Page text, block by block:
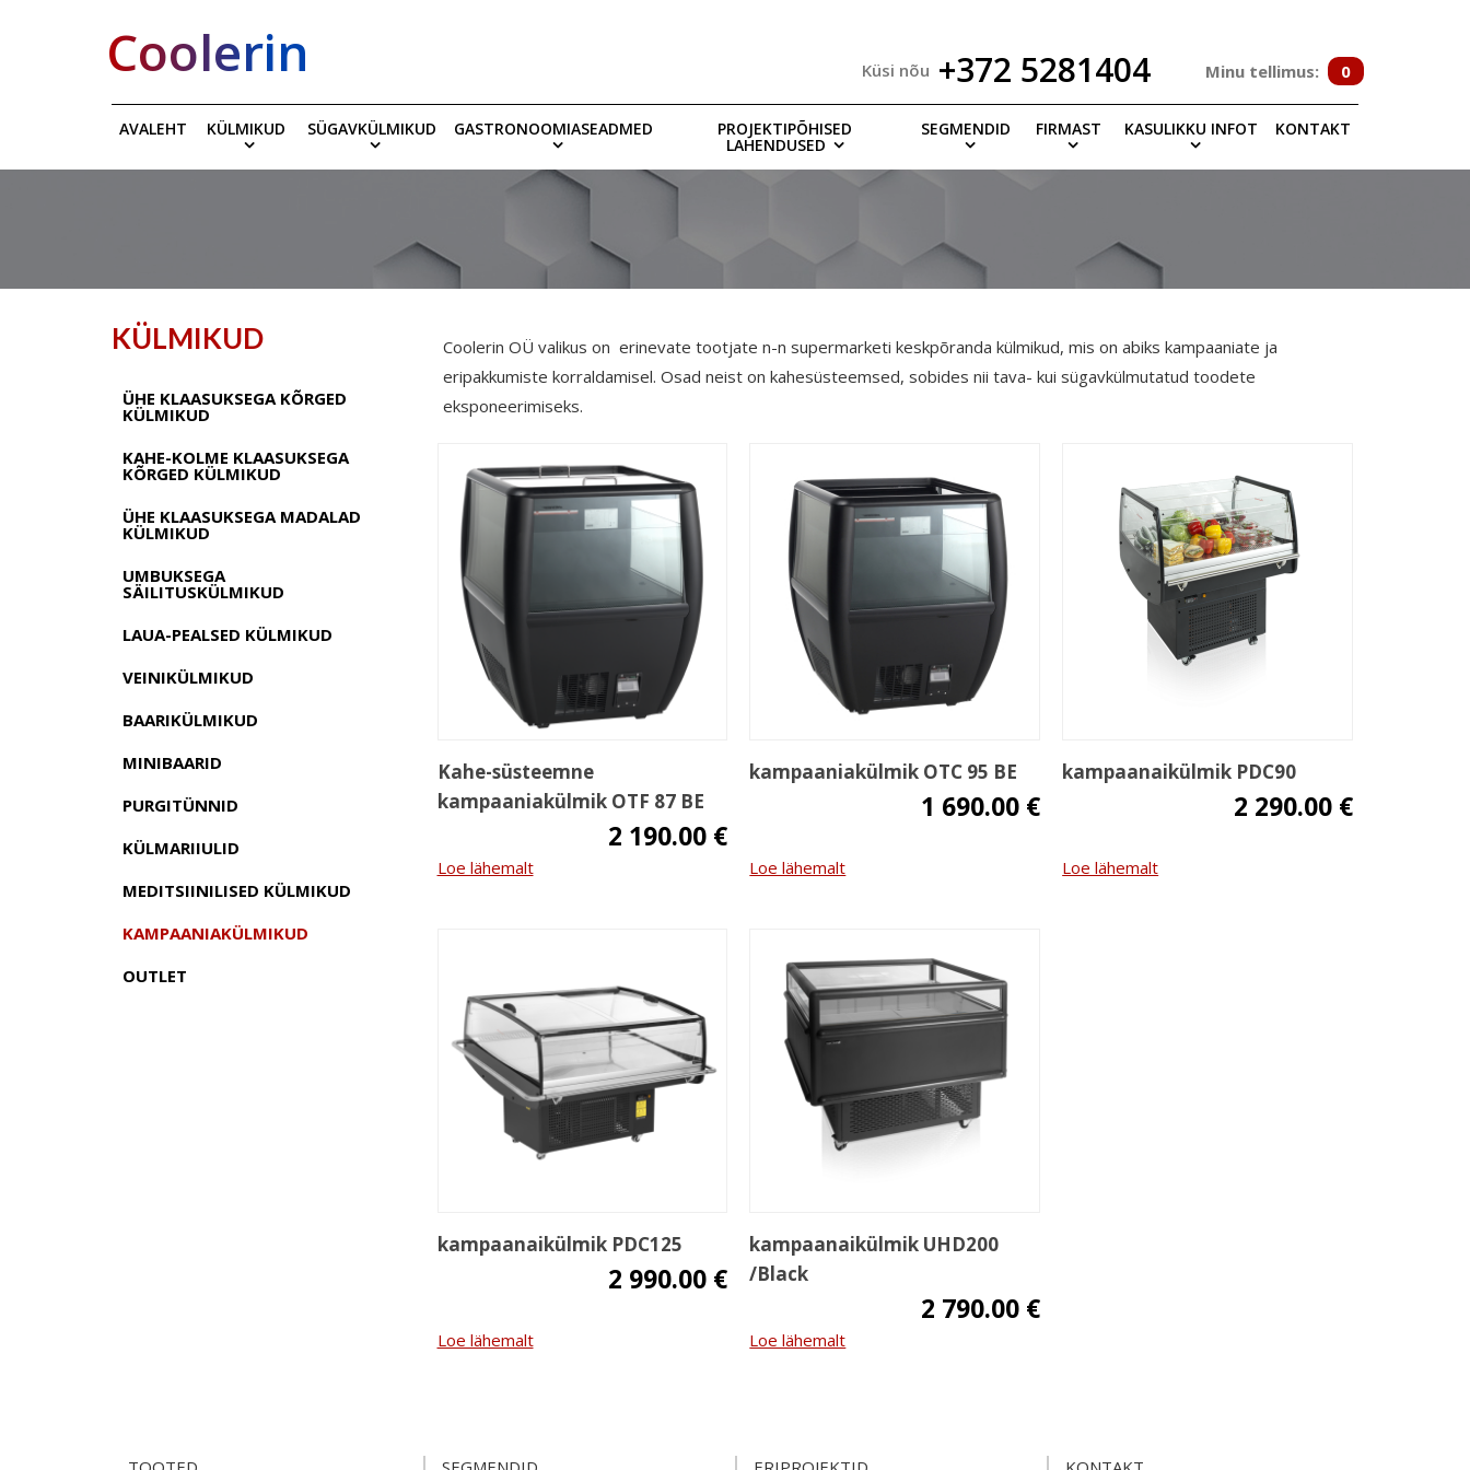
Coolerin Küsi nõu +372 5281404 Minu tellimus: 0
AVALEHT KÜLMIKUD SÜGAVKÜLMIKUD GASTRONOOMIASEADMED PROJEKTIPÕHISED
LAHENDUSED
SEGMENDID FIRMAST KASULIKKU INFOT KONTAKT
KÜLMIKUD
ÜHE KLAASUKSEGA KÕRGED
KÜLMIKUD
KAHE-KOLME KLAASUKSEGA
KÕRGED KÜLMIKUD
ÜHE KLAASUKSEGA MADALAD
KÜLMIKUD
UMBUKSEGA
SÄILITUSKÜLMIKUD
LAUA-PEALSED KÜLMIKUD
VEINIKÜLMIKUD
BAARIKÜLMIKUD
MINIBAARID
PURGITÜNNID
KÜLMARIIULID
MEDITSIINILISED KÜLMIKUD
KAMPAANIAKÜLMIKUD
OUTLET
Coolerin OÜ valikus on erinevate tootjate n-n supermarketi keskpõranda külmikud, mis on abiks kampaaniate ja
eripakkumiste korraldamisel. Osad neist on kahesüsteemsed, sobides nii tava- kui sügavkülmutatud toodete
eksponeerimiseks.
Kahe-süsteemne
kampaaniakülmik OTF 87 BE
2 190.00 €
Loe lähemalt
kampaaniakülmik OTC 95 BE
1 690.00 €
Loe lähemalt
kampaanaikülmik PDC90
2 290.00 €
Loe lähemalt
kampaanaikülmik PDC125
2 990.00 €
Loe lähemalt
kampaanaikülmik UHD200
/Black
2 790.00 €
Loe lähemalt